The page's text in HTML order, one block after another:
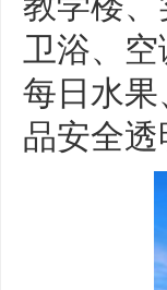
卫浴、
每日水
品安全透